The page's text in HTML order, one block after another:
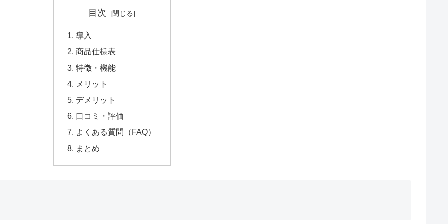
目次
導入
商品仕様表
特徴・機能
メリット
デメリット
口コミ・評価
よくある質問（FAQ）
まとめ